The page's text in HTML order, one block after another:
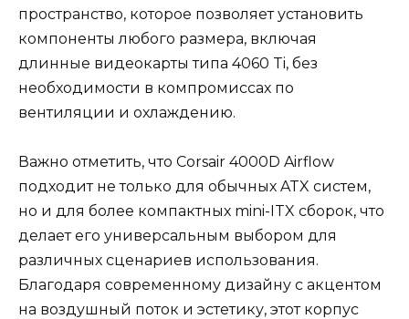
пространство, которое позволяет установить
компоненты любого размера, включая
длинные видеокарты типа 4060 Ti, без
необходимости в компромиссах по
вентиляции и охлаждению.
Важно отметить, что Corsair 4000D Airflow
подходит не только для обычных ATX систем,
но и для более компактных mini-ITX сборок, что
делает его универсальным выбором для
различных сценариев использования.
Благодаря современному дизайну с акцентом
на воздушный поток и эстетику, этот корпус